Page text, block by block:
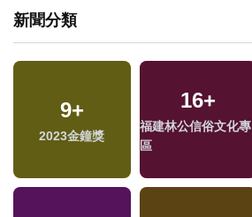
新聞分類
9+
2023金鐘獎
16+
福建林公信俗文化專
區
10+
兩岸藝苑天地
4441+
文教